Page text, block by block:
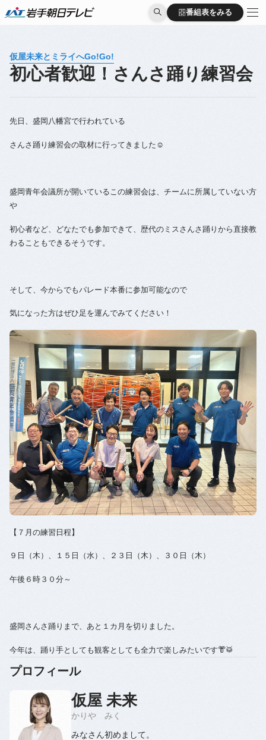
番組表をみる
番組表をみる
仮屋未来とミライへGo!Go!
初心者歓迎！さんさ踊り練習会
先日、盛岡八幡宮で行われている
さんさ踊り練習会の取材に行ってきました☺️
盛岡青年会議所が開いているこの練習会は、チームに所属していない方
や
初心者など、どなたでも参加できて、歴代のミスさんさ踊りから直接教
わることもできるそうです。
そして、今からでもパレード本番に参加可能なので
気になった方はぜひ足を運んでみてください！
【７月の練習日程】
９日（木）、１５日（水）、２３日（木）、３０日（木）
午後６時３０分～
盛岡さんさ踊りまで、あと１カ月を切りました。
今年は、踊り手としても観客としても全力で楽しみたいです👘🥁
プロフィール
かりや みく
仮屋 未来
みなさん初めまして。